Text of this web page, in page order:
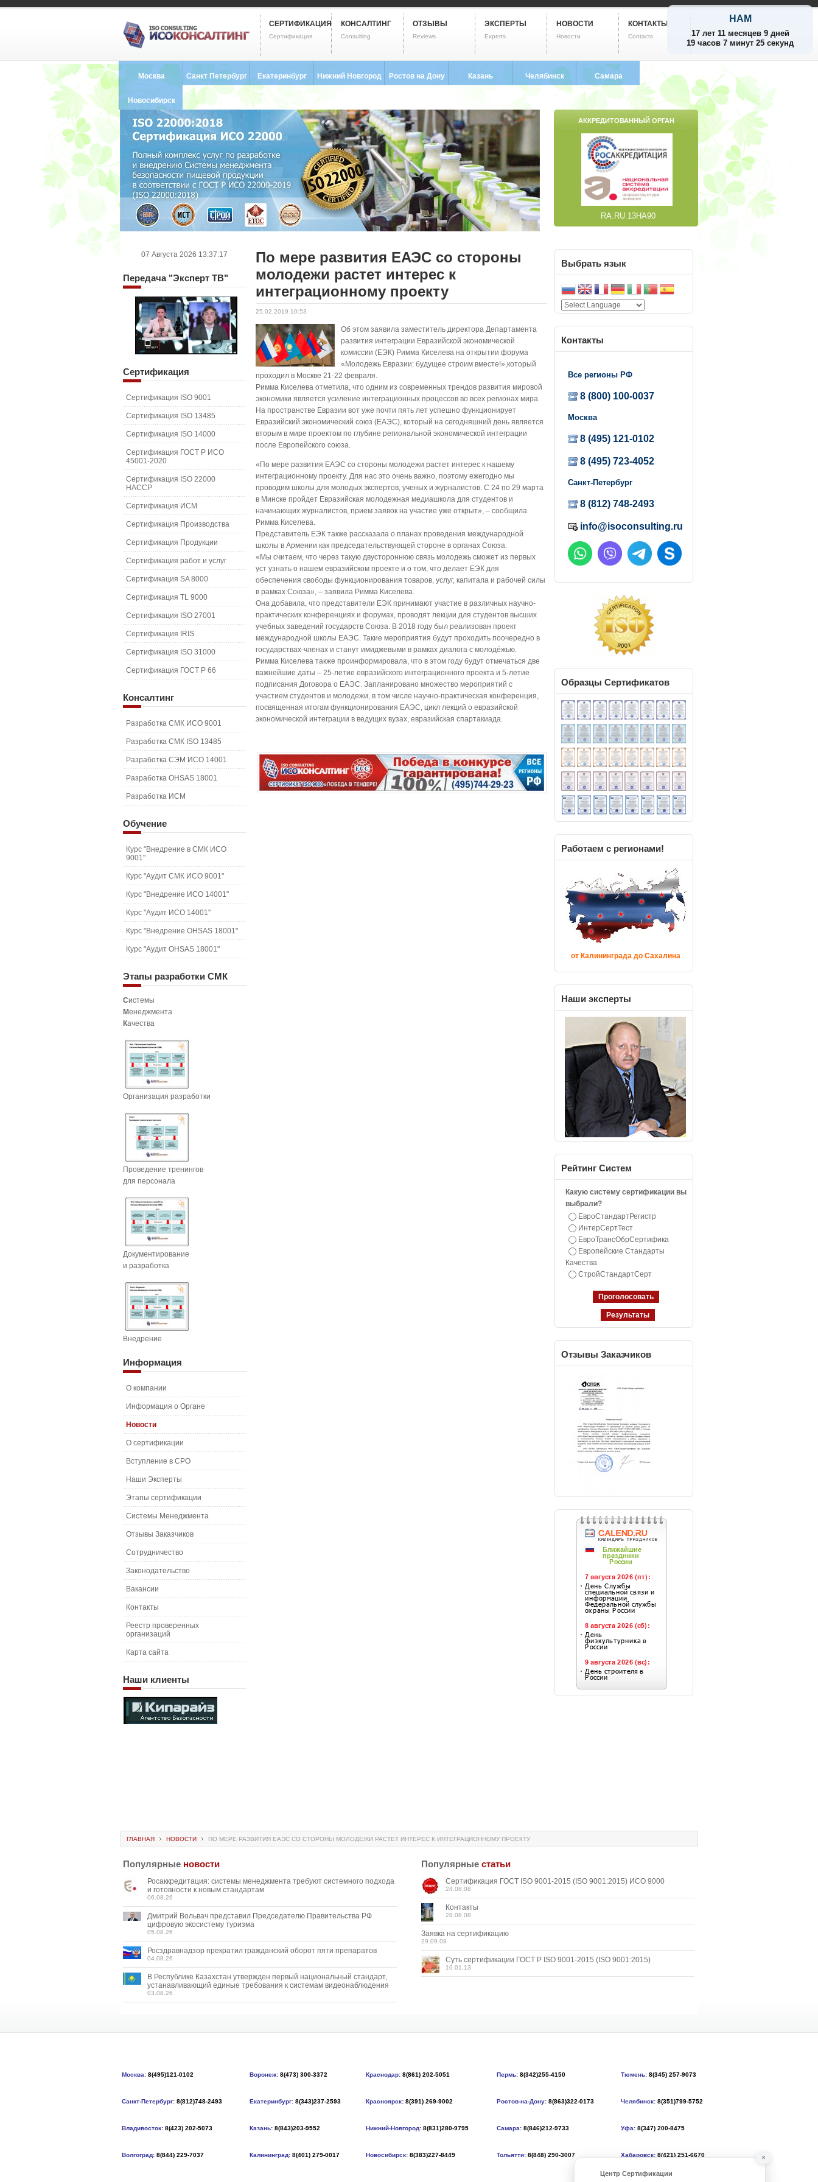
НАМ
17 лет 11 месяцев 9 дней
19 часов 7 минут 26 секунд
СЕРТИФИКАЦИЯ
Сертификация
КОНСАЛТИНГ
Consulting
ОТЗЫВЫ
Reviews
ЭКСПЕРТЫ
Experts
НОВОСТИ
Новости
КОНТАКТЫ
Contacts
Москва Санкт Петербург
8 (812) 748-2493
Екатеринбург
8 (343) 237-2593
Нижний Новгород Ростов на Дону Казань Челябинск
8 (351) 799-5752
Самара
8 (846) 212-9733
Новосибирск
8 (383) 227-8449 АККРЕДИТОВАННЫЙ ОРГАН
RA.RU.13НА90
По мере развития ЕАЭС со стороны
молодежи растет интерес к
интеграционному проекту
25.02.2019 10:53
Об этом заявила заместитель директора Департамента
развития интеграции Евразийской экономической
комиссии (ЕЭК) Римма Киселева на открытии форума
«Молодежь Евразии: будущее строим вместе!»,который
проходил в Москве 21-22 февраля.
Римма Киселева отметила, что одним из современных трендов развития мировой
экономики является усиление интеграционных процессов во всех регионах мира.
На пространстве Евразии вот уже почти пять лет успешно функционирует
Евразийский экономический союз (ЕАЭС), который на сегодняшний день является
вторым в мире проектом по глубине региональной экономической интеграции
после Европейского союза.
«По мере развития ЕАЭС со стороны молодежи растет интерес к нашему
интеграционному проекту. Для нас это очень важно, поэтому ежегодно мы
проводим школы для молодых экспертов, ученых и журналистов. С 24 по 29 марта
в Минске пройдет Евразийская молодежная медиашкола для студентов и
начинающих журналистов, прием заявок на участие уже открыт», – сообщила
Римма Киселева.
Представитель ЕЭК также рассказала о планах проведения международной
школы в Армении как председательствующей стороне в органах Союза.
«Мы считаем, что через такую двустороннюю связь молодежь сможет из первых
уст узнать о нашем евразийском проекте и о том, что делает ЕЭК для
обеспечения свободы функционирования товаров, услуг, капитала и рабочей силы
в рамках Союза», – заявила Римма Киселева.
Она добавила, что представители ЕЭК принимают участие в различных научно-
практических конференциях и форумах, проводят лекции для студентов высших
учебных заведений государств Союза. В 2018 году был реализован проект
международной школы ЕАЭС. Такие мероприятия будут проходить поочередно в
государствах-членах и станут имиджевыми в рамках диалога с молодёжью.
Римма Киселева также проинформировала, что в этом году будут отмечаться две
важнейшие даты – 25-летие евразийского интеграционного проекта и 5-летие
подписания Договора о ЕАЭС. Запланировано множество мероприятий с
участием студентов и молодежи, в том числе научно-практическая конференция,
посвященная итогам функционирования ЕАЭС, цикл лекций о евразийской
экономической интеграции в ведущих вузах, евразийская спартакиада.
07 Августа 2026 13:37:17
Передача"Эксперт ТВ"
Сертификация
Сертификация ISO 9001
Сертификация ISO 13485
Сертификация ISO 14000
Сертификация ГОСТ Р ИСО
45001-2020
Сертификация ISO 22000
HACCP
Сертификация ИСМ
Сертификация Производства
Сертификация Продукции
Сертификация работ и услуг
Сертификация SA 8000
Сертификация TL 9000
Сертификация ISO 27001
Сертификация IRIS
Сертификация ISO 31000
Сертификация ГОСТ Р 66
Консалтинг
Разработка СМК ИСО 9001
Разработка СМК ISO 13485
Разработка СЭМ ИСО 14001
Разработка OHSAS 18001
Разработка ИСМ
Обучение
Курс "Внедрение в СМК ИСО
9001"
Курс "Аудит СМК ИСО 9001"
Курс "Внедрение ИСО 14001"
Курс "Аудит ИСО 14001"
Курс "Внедрение OHSAS 18001"
Курс "Аудит OHSAS 18001"
Этапы разработки СМК
Системы
Менеджмента
Качества
Организация разработки
Проведение тренингов
для персонала
Документирование
и разработка
Внедрение
Информация
О компании
Информация о Органе
Новости
О сертификации
Вступление в СРО
Наши Эксперты
Этапы сертификации
Системы Менеджмента
Отзывы Заказчиков
Сотрудничество
Законодательство
Вакансии
Контакты
Реестр проверенных
организаций
Карта сайта
Наши клиенты
Выбрать язык
Контакты
Все регионы РФ
8 (800) 100-0037
Москва
8 (495) 121-0102
8 (495) 723-4052
Санкт-Петербург
8 (812) 748-2493
info@isoconsulting.ru
Образцы Сертификатов
Работаем с регионами!
от Калининграда до Сахалина
Наши эксперты
Рейтинг Систем
Какую систему сертификации вы
выбрали?
ЕвроСтандартРегистр
ИнтерСертТест
ЕвроТрансОбрСертифика
Европейские Стандарты
Качества
СтройСтандартСерт
Отзывы Заказчиков
ГЛАВНАЯ НОВОСТИ ПО МЕРЕ РАЗВИТИЯ ЕАЭС СО СТОРОНЫ МОЛОДЕЖИ РАСТЕТ ИНТЕРЕС К ИНТЕГРАЦИОННОМУ ПРОЕКТУ
Популярные новости
Росаккредитация: системы менеджмента требуют системного подхода
и готовности к новым стандартам
06.08.26
Дмитрий Вольвач представил Председателю Правительства РФ
цифровую экосистему туризма
05.08.26
Росздравнадзор прекратил гражданский оборот пяти препаратов
04.08.26
В Республике Казахстан утвержден первый национальный стандарт,
устанавливающий единые требования к системам видеонаблюдения
03.08.26
Популярныестатьи
Сертификация ГОСТ ISO 9001-2015 (ISO 9001:2015) ИСО 9000
24.08.08
Контакты
28.08.08
Заявка на сертификацию
29.09.08
Суть сертификации ГОСТ Р ISO 9001-2015 (ISO 9001:2015)
10.01.13
Москва: 8(495)121-0102 Воронеж: 8(473) 300-3372 Краснодар: 8(861) 202-5051 Пермь: 8(342)255-4150 Тюмень: 8(345) 257-9073
Санкт-Петербург: 8(812)748-2493 Екатеринбург: 8(343)237-2593 Красноярск: 8(391) 269-9002 Ростов-на-Дону: 8(863)322-0173 Челябинск: 8(351)799-5752
Владивосток: 8(423) 202-5073 Казань: 8(843)203-9552 Нижний-Новгород: 8(831)280-9795 Самара: 8(846)212-9733 Уфа: 8(347) 200-8475
Волгоград: 8(844) 229-7037 Калининград: 8(401) 279-0017 Новосибирск: 8(383)227-8449 Тольятти: 8(848) 290-3007 Хабаровск: 8(421) 251-6670 ×
Центр Сертификации